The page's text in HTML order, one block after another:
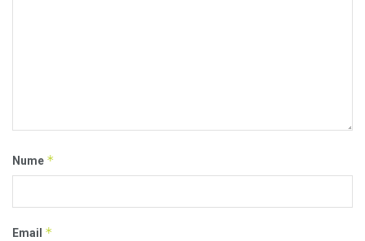
Nume *
Email *